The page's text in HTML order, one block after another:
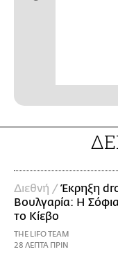
Διεθνή /Έκρηξη
Βουλγαρία: Η
το Κίεβο
THE LIFO TEAM
28 ΛΕΠΤΑ ΠΡΙΝ